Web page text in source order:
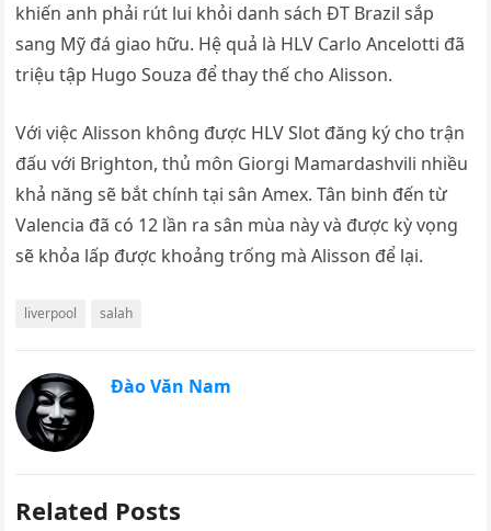
khiến anh phải rút lui khỏi danh sách ĐT Brazil sắp
sang Mỹ đá giao hữu. Hệ quả là HLV Carlo Ancelotti đã
triệu tập Hugo Souza để thay thế cho Alisson.
Với việc Alisson không được HLV Slot đăng ký cho trận
đấu với Brighton, thủ môn Giorgi Mamardashvili nhiều
khả năng sẽ bắt chính tại sân Amex. Tân binh đến từ
Valencia đã có 12 lần ra sân mùa này và được kỳ vọng
sẽ khỏa lấp được khoảng trống mà Alisson để lại.
liverpool salah
Đào Văn Nam
Related Posts